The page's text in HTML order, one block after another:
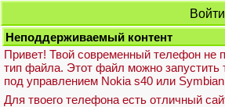
Неподдерживаемый контент
Привет! Твой современный телефон не
тип файла. Этот файл можно запустить
под управлением Nokia s40 или
Для твоего телефона есть отличный